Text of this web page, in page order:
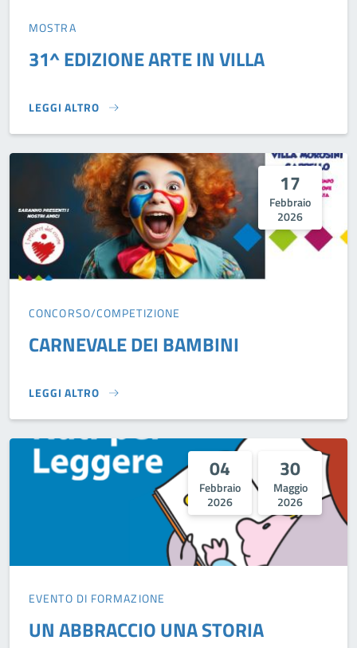
MOSTRA
31^ EDIZIONE ARTE IN VILLA
LEGGI ALTRO
31^ EDIZIONE ARTE IN VILLA}
17
Febbraio
2026
CONCORSO/COMPETIZIONE
CARNEVALE DEI BAMBINI
LEGGI ALTRO
CARNEVALE DEI BAMBINI}
04
Febbraio
2026
30
Maggio
2026
EVENTO DI FORMAZIONE
UN ABBRACCIO UNA STORIA